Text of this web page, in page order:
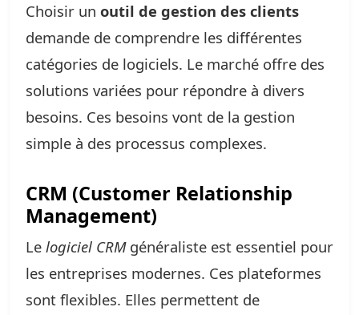
Choisir un outil de gestion des clients
demande de comprendre les différentes
catégories de logiciels. Le marché offre des
solutions variées pour répondre à divers
besoins. Ces besoins vont de la gestion
simple à des processus complexes.
CRM (Customer Relationship
Management)
Le logiciel CRMgénéraliste est essentiel pour
les entreprises modernes. Ces plateformes
sont flexibles. Elles permettent de